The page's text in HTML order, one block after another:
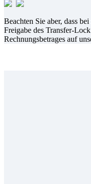
Beachten Sie aber, dass
Freigabe des Transfer-
Rechnungsbetrages auf